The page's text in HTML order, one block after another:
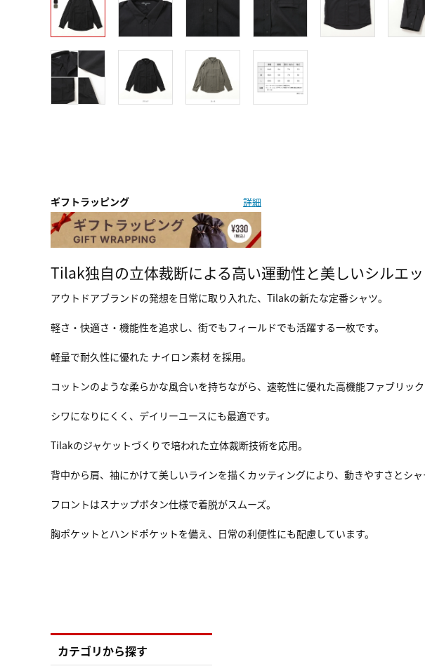
ギフトラッピング 詳細
Tilak独自の立体裁断による高い運動性と美しいシルエ
アウトドアブランドの発想を日常に取り入れた、Tilakの新たな定番シャツ。
軽さ・快適さ・機能性を追求し、街でもフィールドでも活躍する一枚です。
軽量で耐久性に優れた ナイロン素材 を採用。
コットンのような柔らかな風合いを持ちながら、速乾性に優れた高機能ファブリッ
シワになりにくく、デイリーユースにも最適です。
Tilakのジャケットづくりで培われた立体裁断技術を応用。
背中から肩、袖にかけて美しいラインを描くカッティングにより、動きやすさとシャ
フロントはスナップボタン仕様で着脱がスムーズ。
胸ポケットとハンドポケットを備え、日常の利便性にも配慮しています。
カテゴリから探す